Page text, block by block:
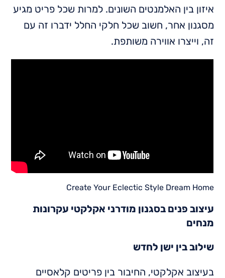
איזון בין האלמנטים השונים. למרות שכל פריט מגיע
מסגנון אחר, חשוב שכל חלקי החלל ידברו זה עם
זה, וייצרו אווירה משותפת.
Create Your Eclectic Style Dream Home
עיצוב פנים בסגנון מודרני אקלקטי עקרונות
מנחים
שילוב בין ישן לחדש
בעיצוב אקלקטי, החיבור בין פריטים קלאסיים